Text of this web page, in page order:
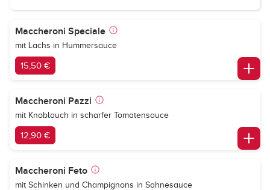
Maccheroni Speciale
mit Lachs in Hummersauce
15,50 €
Maccheroni Pazzi
mit Knoblauch in scharfer Tomatensauce
12,90 €
Maccheroni Feto
mit Schinken und Champignons in Sahnesauce